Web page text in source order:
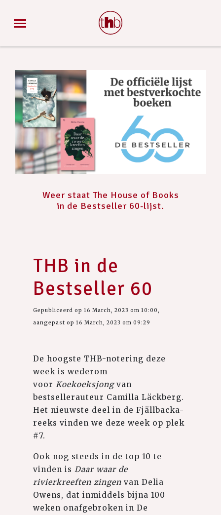
Weer staat The House of Books
in de Bestseller 60-lijst.
THB in de
Bestseller 60
Gepubliceerd op 16 March, 2023 om 10:00,
aangepast op 16 March, 2023 om 09:29
De hoogste THB-notering deze
week is wederom
voor Koekoeksjongvan
bestsellerauteur Camilla Läckberg.
Het nieuwste deel in de Fjällbacka-
reeks vinden we deze week op plek
#7.
Ook nog steeds in de top 10 te
vinden is Daar waar de
rivierkreeften zingen van Delia
Owens, dat inmiddels bijna 100
weken onafgebroken in De